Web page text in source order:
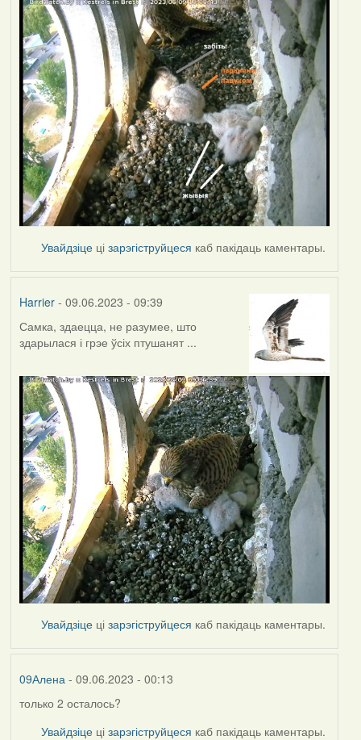
Увайдзіце цізарэгіструйцеся каб пакідаць каментары.
Harrier- 09.06.2023 - 09:39
Самка, здаецца, не разумее, што
здарылася і грэе ўсіх птушанят ...
Увайдзіце цізарэгіструйцеся каб пакідаць каментары.
09Алена - 09.06.2023 - 00:13
только 2 осталось?
Увайдзіце цізарэгіструйцеся каб пакідаць каментары.